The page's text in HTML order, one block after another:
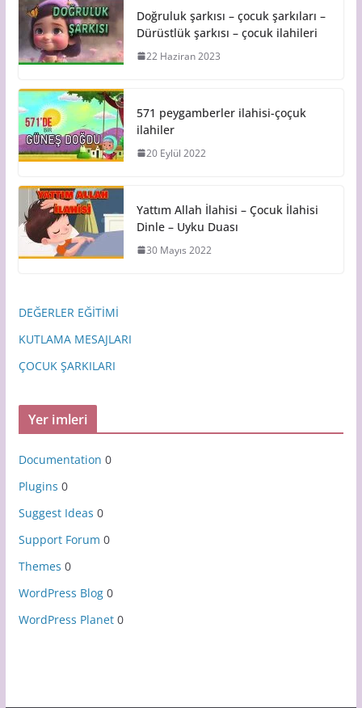
Doğruluk şarkısı – çocuk şarkıları –
Dürüstlük şarkısı – çocuk ilahileri
22 Haziran 2023
571 peygamberler ilahisi-çoçuk
ilahiler
20 Eylül 2022
Yattım Allah İlahisi – Çocuk İlahisi
Dinle – Uyku Duası
30 Mayıs 2022
DEĞERLER EĞİTİMİ
KUTLAMA MESAJLARI
ÇOCUK ŞARKILARI
Yer imleri
Documentation 0
Plugins 0
Suggest Ideas 0
Support Forum 0
Themes 0
WordPress Blog0
WordPress Planet0